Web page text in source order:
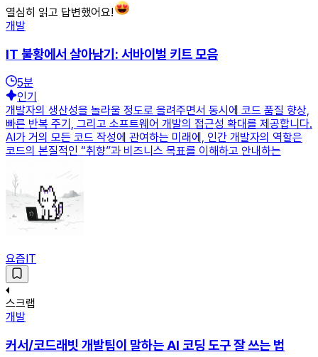
열심히 읽고 답변했어요!
개발
IT 불황에서 살아남기: 서바이벌 키트 모음
5분
인기
개발자의 생산성을 놀라울 정도로 올려주면서 동시에 코드 품질 향상,
빠른 반복 주기, 그리고 소프트웨어 개발의 접근성 확대를 제공합니다.
AI가 거의 모든 코드 작성에 관여하는 미래에, 인간 개발자의 역할은
코드의 본질적인 “취향”과 비즈니스 목표를 이해하고 안내하는
요즘IT
스크랩
개발
커서/코드래빗 개발팀이 말하는 AI 코딩 도구 잘 쓰는 법